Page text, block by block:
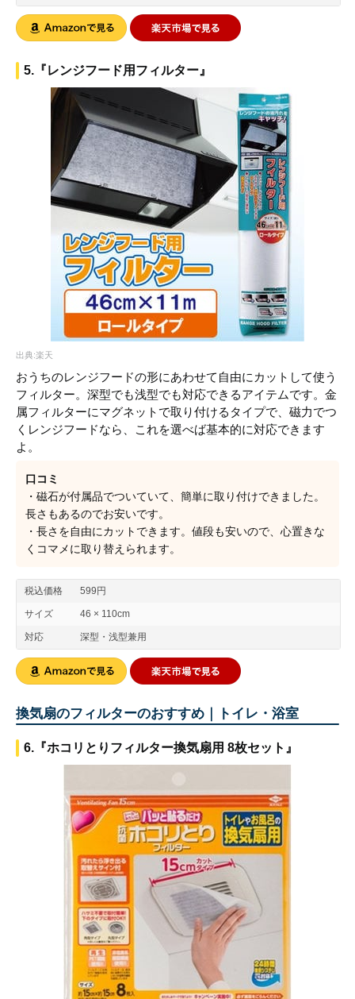
5.『レンジフード用フィルター』
出典:楽天
おうちのレンジフードの形にあわせて自由にカットして使う
フィルター。深型でも浅型でも対応できるアイテムです。金
属フィルターにマグネットで取り付けるタイプで、磁力でつ
くレンジフードなら、これを選べば基本的に対応できます
よ。
口コミ
・磁石が付属品でついていて、簡単に取り付けできました。
長さもあるのでお安いです。
・長さを自由にカットできます。値段も安いので、心置きな
くコマメに取り替えられます。
税込価格 599円
サイズ 46 × 110cm
対応 深型・浅型兼用
換気扇のフィルターのおすすめ｜トイレ・浴室
6.『ホコリとりフィルター換気扇用 8枚セット』